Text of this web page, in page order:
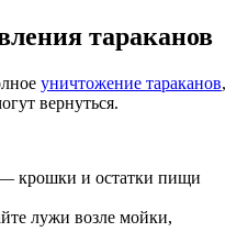
тараканов
уничтожение тараканов,
вернуться.
крошки и остатки пищи
лужи возле мойки,